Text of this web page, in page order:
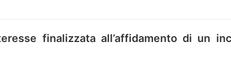
finalizzata all’affidamento di un